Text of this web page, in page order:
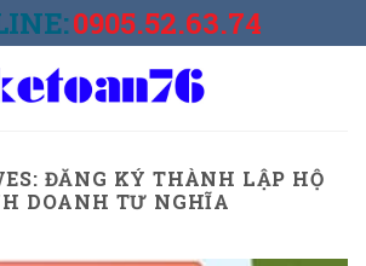
0905.52.63.74
ĐĂNG KÝ THÀNH LẬP HỘ
DOANH TƯ NGHĨA